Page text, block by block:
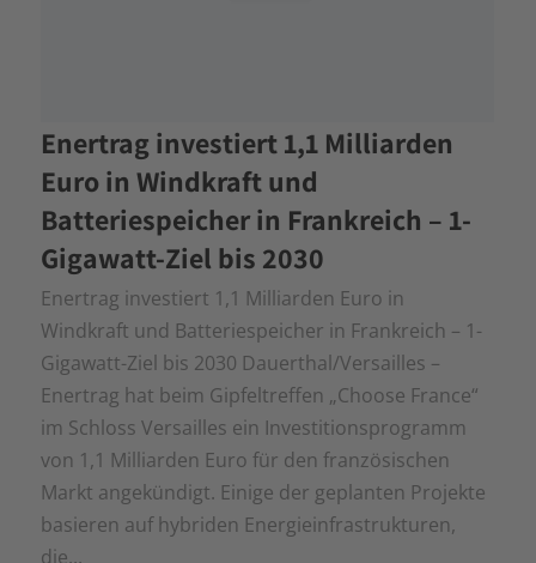
Enertrag investiert 1,1 Milliarden
Euro in Windkraft und
Batteriespeicher in Frankreich – 1-
Gigawatt-Ziel bis 2030
Enertrag investiert 1,1 Milliarden Euro in
Windkraft und Batteriespeicher in Frankreich – 1-
Gigawatt-Ziel bis 2030 Dauerthal/Versailles –
Enertrag hat beim Gipfeltreffen „Choose France“
im Schloss Versailles ein Investitionsprogramm
von 1,1 Milliarden Euro für den französischen
Markt angekündigt. Einige der geplanten Projekte
basieren auf hybriden Energieinfrastrukturen,
die...